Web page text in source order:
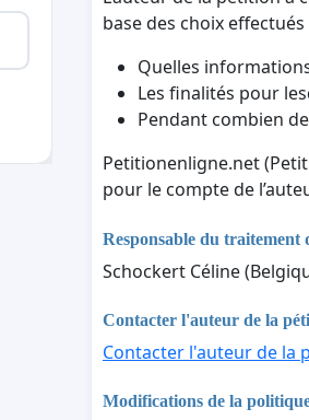
base des choix
Quelles
Les finalités pour
Pendant combien
Petitionenligne.net
pour le compte de
Responsable du traitement
Schockert Céline
Contacter l'auteur de la
Contacter l'auteur de la
Modifications de la